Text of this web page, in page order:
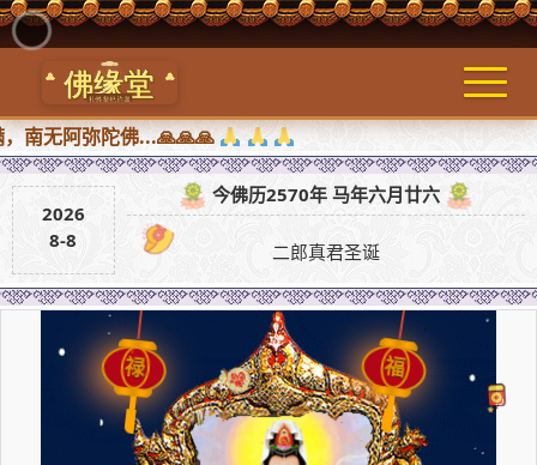
南无阿弥陀佛...🙏🙏🙏
2026
8-8
今佛历2570年 马年六月廿六
二郎真君圣诞
福
禄